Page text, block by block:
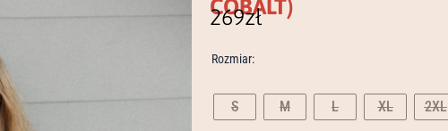
COBALT)
269zł
Rozmiar:
S M L XL 2XL
dance
dances
acid